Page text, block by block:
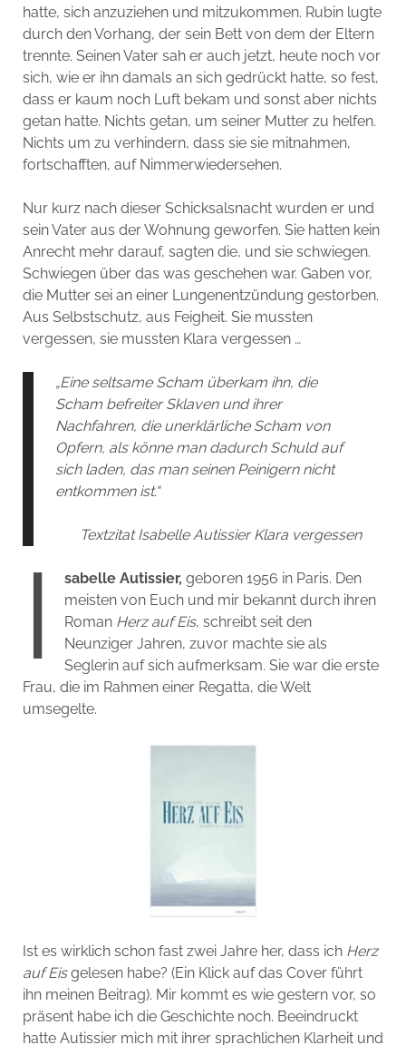
hatte, sich anzuziehen und mitzukommen. Rubin lugte
durch den Vorhang, der sein Bett von dem der Eltern
trennte. Seinen Vater sah er auch jetzt, heute noch vor
sich, wie er ihn damals an sich gedrückt hatte, so fest,
dass er kaum noch Luft bekam und sonst aber nichts
getan hatte. Nichts getan, um seiner Mutter zu helfen.
Nichts um zu verhindern, dass sie sie mitnahmen,
fortschafften, auf Nimmerwiedersehen.
Nur kurz nach dieser Schicksalsnacht wurden er und
sein Vater aus der Wohnung geworfen. Sie hatten kein
Anrecht mehr darauf, sagten die, und sie schwiegen.
Schwiegen über das was geschehen war. Gaben vor,
die Mutter sei an einer Lungenentzündung gestorben.
Aus Selbstschutz, aus Feigheit. Sie mussten
vergessen, sie mussten Klara vergessen …
„Eine seltsame Scham überkam ihn, die
Scham befreiter Sklaven und ihrer
Nachfahren, die unerklärliche Scham von
Opfern, als könne man dadurch Schuld auf
sich laden, das man seinen Peinigern nicht
entkommen ist.“
Textzitat Isabelle Autissier Klara vergessen
I sabelle Autissier,geboren 1956 in Paris. Den
meisten von Euch und mir bekannt durch ihren
Roman Herz auf Eis, schreibt seit den
Neunziger Jahren, zuvor machte sie als
Seglerin auf sich aufmerksam. Sie war die erste
Frau, die im Rahmen einer Regatta, die Welt
umsegelte.
Ist es wirklich schon fast zwei Jahre her, dass ich Herz
auf Eisgelesen habe? (Ein Klick auf das Cover führt
ihn meinen Beitrag). Mir kommt es wie gestern vor, so
präsent habe ich die Geschichte noch. Beeindruckt
hatte Autissier mich mit ihrer sprachlichen Klarheit und